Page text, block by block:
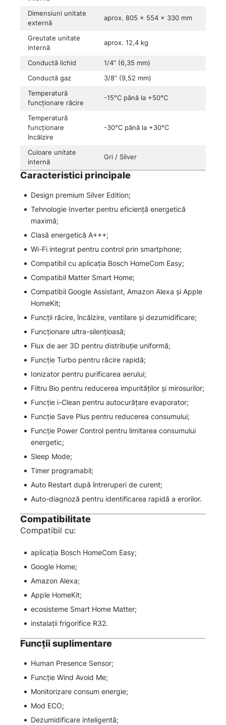
Dimensiuni unitate
externă
aprox. 805 × 554 × 330 mm
Greutate unitate
internă
aprox. 12,4 kg
Conductă lichid
1/4” (6,35 mm)
Conductă gaz
3/8” (9,52 mm)
Temperatură
funcționare răcire
-15°C până la +50°C
Temperatură
funcționare
încălzire
-30°C până la +30°C
Culoare unitate
internă
Gri / Silver
Caracteristici principale
Design premium Silver Edition;
Tehnologie Inverter pentru eficiență energetică
maximă;
Clasă energetică A+++;
Wi-Fi integrat pentru control prin smartphone;
Compatibil cu aplicația Bosch HomeCom Easy;
Compatibil Matter Smart Home;
Compatibil Google Assistant, Amazon Alexa și Apple
HomeKit;
Funcții răcire, încălzire, ventilare și dezumidificare;
Funcționare ultra-silențioasă;
Flux de aer 3D pentru distribuție uniformă;
Funcție Turbo pentru răcire rapidă;
Ionizator pentru purificarea aerului;
Filtru Bio pentru reducerea impurităților și mirosurilor;
Funcție i-Clean pentru autocurățare evaporator;
Funcție Save Plus pentru reducerea consumului;
Funcție Power Control pentru limitarea consumului
energetic;
Sleep Mode;
Timer programabil;
Auto Restart după întreruperi de curent;
Auto-diagnoză pentru identificarea rapidă a erorilor.
Compatibilitate
Compatibil cu:
aplicația Bosch HomeCom Easy;
Google Home;
Amazon Alexa;
Apple HomeKit;
ecosisteme Smart Home Matter;
instalații frigorifice R32.
Funcții suplimentare
Human Presence Sensor;
Funcție Wind Avoid Me;
Monitorizare consum energie;
Mod ECO;
Dezumidificare inteligentă;